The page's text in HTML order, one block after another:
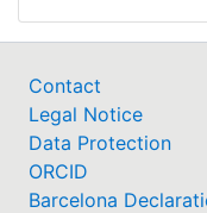
Contact
Legal Notice
Data Protection
ORCID
Barcelona